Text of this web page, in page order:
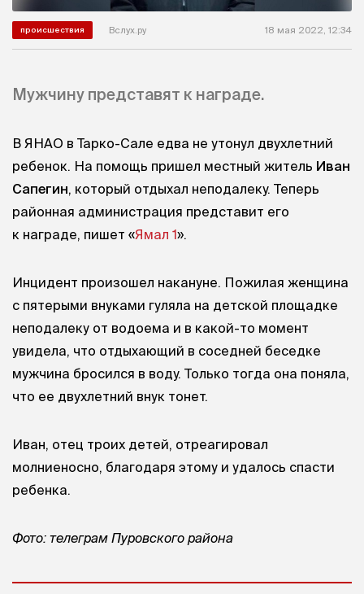
происшествия Вслух.ру 18 мая 2022, 12:34
Мужчину представят к награде.
В ЯНАО в Тарко-Сале едва не утонул двухлетний
ребенок. На помощь пришел местный житель Иван
Сапегин, который отдыхал неподалеку. Теперь
районная администрация представит его
к награде, пишет «Ямал 1».
Инцидент произошел накануне. Пожилая женщина
с пятерыми внуками гуляла на детской площадке
неподалеку от водоема и в какой-то момент
увидела, что отдыхающий в соседней беседке
мужчина бросился в воду. Только тогда она поняла,
что ее двухлетний внук тонет.
Иван, отец троих детей, отреагировал
молниеносно, благодаря этому и удалось спасти
ребенка.
Фото: телеграм Пуровского района